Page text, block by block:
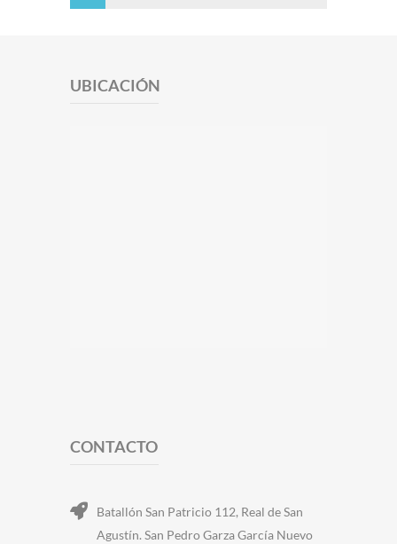
UBICACIÓN
CONTACTO
Batallón San Patricio 112, Real de San
Agustín. San Pedro Garza García Nuevo